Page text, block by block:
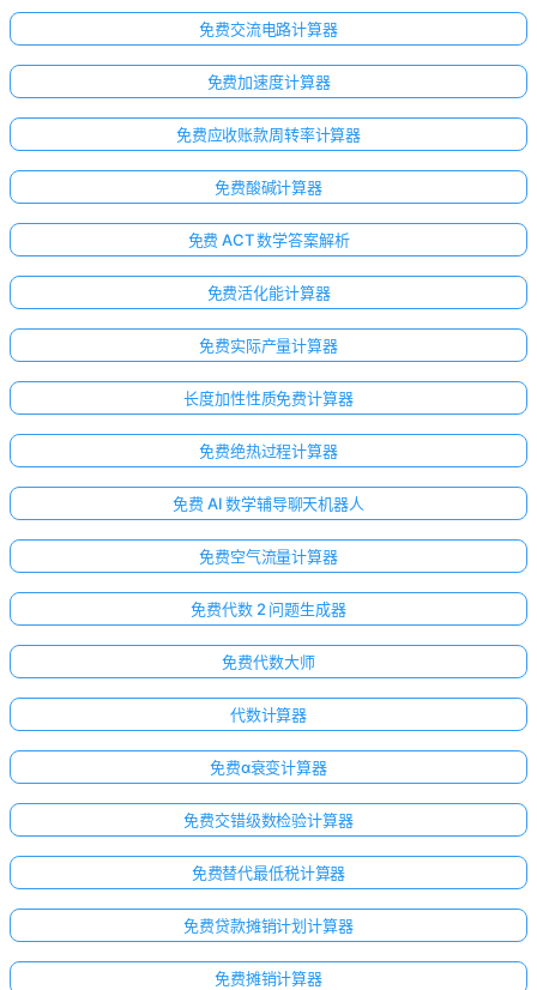
免费交流电路计算器
免费加速度计算器
免费应收账款周转率计算器
免费酸碱计算器
免费 ACT 数学答案解析
免费活化能计算器
免费实际产量计算器
长度加性性质免费计算器
免费绝热过程计算器
免费 AI 数学辅导聊天机器人
免费空气流量计算器
免费代数 2 问题生成器
免费代数大师
代数计算器
免费α衰变计算器
免费交错级数检验计算器
免费替代最低税计算器
免费贷款摊销计划计算器
免费摊销计算器